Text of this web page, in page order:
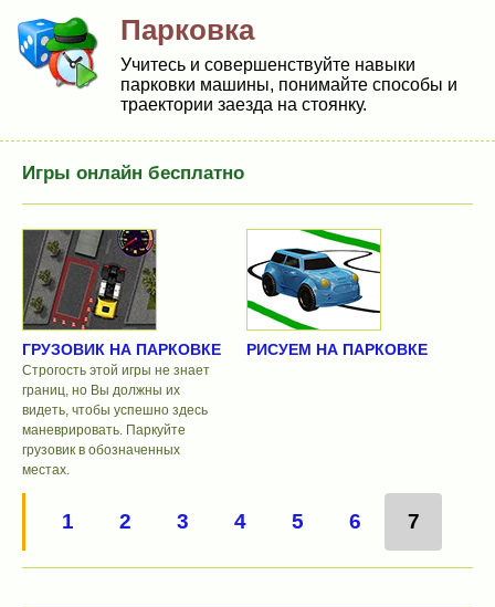
Парковка
Учитесь и совершенствуйте навыки
парковки машины, понимайте способы и
траектории заезда на стоянку.
Игры онлайн бесплатно
ГРУЗОВИК НА ПАРКОВКЕ
Строгость этой игры не знает
границ, но Вы должны их
видеть, чтобы успешно здесь
маневрировать. Паркуйте
грузовик в обозначенных
местах.
РИСУЕМ НА ПАРКОВКЕ
1 2 3 4 5 6 7